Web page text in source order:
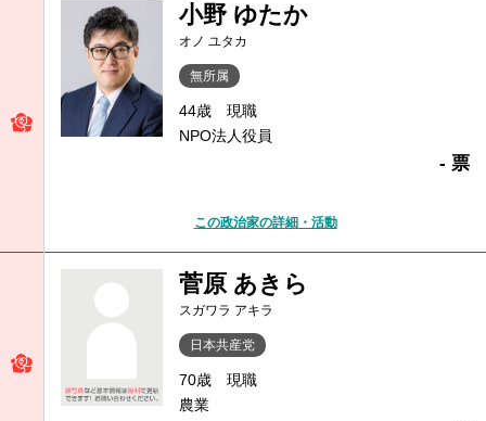
小野 ゆたか
オノ ユタカ
無所属
44歳
現職
NPO法人役員
- 票
この政治家の詳細・活動
菅原 あきら
スガワラ アキラ
日本共産党
70歳
現職
農業